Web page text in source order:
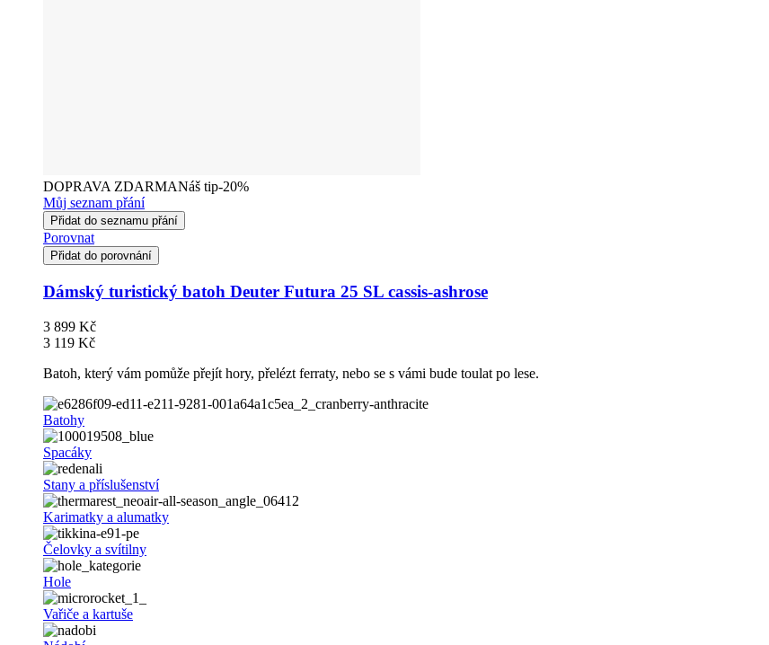
DOPRAVA ZDARMANáš tip-20%
Můj seznam přání
Přidat do seznamu přání
Porovnat
Přidat do porovnání
Dámský turistický batoh Deuter Futura 25 SL cassis-ashrose
3 899 Kč
3 119 Kč
Batoh, který vám pomůže přejít hory, přelézt ferraty, nebo se s vámi bude toulat po lese.
Batohy
Spacáky
Stany a příslušenství
Karimatky a alumatky
Čelovky a svítilny
Hole
Vařiče a kartuše